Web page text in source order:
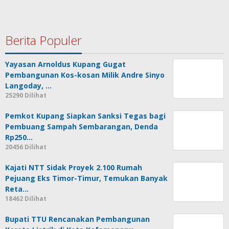
Berita Populer
Yayasan Arnoldus Kupang Gugat
Pembangunan Kos-kosan Milik Andre Sinyo
Langoday, …
25290 Dilihat
Pemkot Kupang Siapkan Sanksi Tegas bagi
Pembuang Sampah Sembarangan, Denda
Rp250…
20456 Dilihat
Kajati NTT Sidak Proyek 2.100 Rumah
Pejuang Eks Timor-Timur, Temukan Banyak
Reta…
18462 Dilihat
Bupati TTU Rencanakan Pembangunan